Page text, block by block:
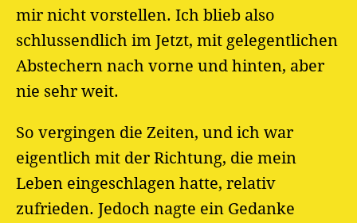
mir nicht vorstellen. Ich blieb also
schlussendlich im Jetzt, mit gelegentlichen
Abstechern nach vorne und hinten, aber
nie sehr weit.
So vergingen die Zeiten, und ich war
eigentlich mit der Richtung, die mein
Leben eingeschlagen hatte, relativ
zufrieden. Jedoch nagte ein Gedanke